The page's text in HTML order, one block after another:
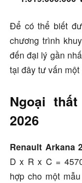
Để có thể biết
chương trình
đến đại lý gần
tại đây tư vấn
Ngoại
2026
Renault Arkana
D x R x C =
hợp cho một